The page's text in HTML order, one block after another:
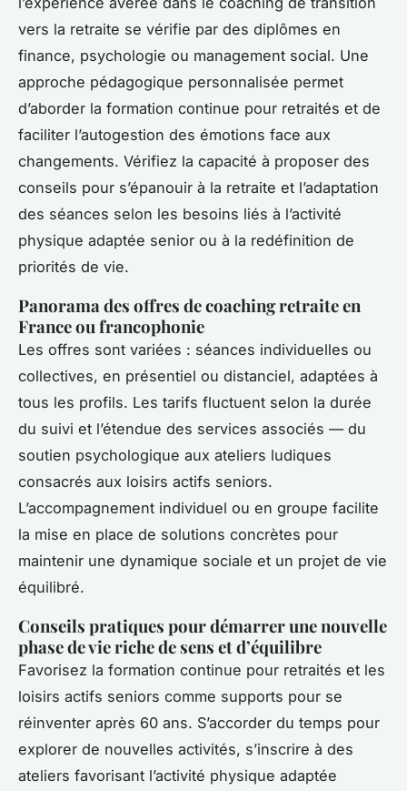
vers la retraite se vérifie par des diplômes en
finance, psychologie ou management social. Une
approche pédagogique personnalisée permet
d’aborder la formation continue pour retraités et de
faciliter l’autogestion des émotions face aux
changements. Vérifiez la capacité à proposer des
conseils pour s’épanouir à la retraite et l’adaptation
des séances selon les besoins liés à l’activité
physique adaptée senior ou à la redéfinition de
priorités de vie.
Panorama des offres de coaching retraite en
France ou francophonie
Les offres sont variées : séances individuelles ou
collectives, en présentiel ou distanciel, adaptées à
tous les profils. Les tarifs fluctuent selon la durée
du suivi et l’étendue des services associés — du
soutien psychologique aux ateliers ludiques
consacrés aux loisirs actifs seniors.
L’accompagnement individuel ou en groupe facilite
la mise en place de solutions concrètes pour
maintenir une dynamique sociale et un projet de vie
équilibré.
Conseils pratiques pour démarrer une nouvelle
phase de vie riche de sens et d’équilibre
Favorisez la formation continue pour retraités et les
loisirs actifs seniors comme supports pour se
réinventer après 60 ans. S’accorder du temps pour
explorer de nouvelles activités, s’inscrire à des
ateliers favorisant l’activité physique adaptée